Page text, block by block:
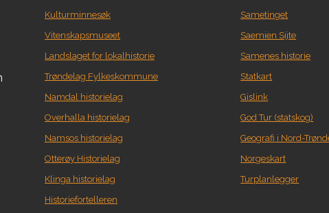
Kulturminnesøk
Vitenskapsmuseet
Landslaget for lokalhistorie
Trøndelag Fylkeskommune
Namdal historielag
Overhalla historielag
Namsos historielag
Otterøy Historielag
Klinga historielag
Historiefortelleren
Sametinget
Saemien Sijte
Samenes historie
Statkart
Gislink
God Tur (statskog)
Geografi i Nord-
Norgeskart
Turplanlegger